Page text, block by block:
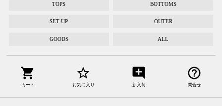
TOPS BOTTOMS
SET UP OUTER
GOODS ALL
shopping_cart
カート
star_border
お気に入り
add_comment
新入荷
help_outline
問合せ